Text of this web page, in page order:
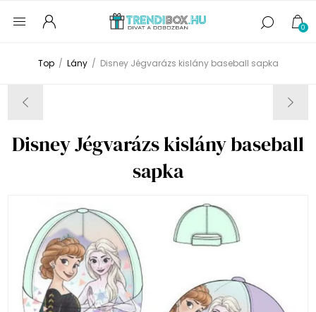
0
Top / Lány / Disney Jégvarázs kislány baseball sapka
Disney Jégvarázs kislány baseball
sapka